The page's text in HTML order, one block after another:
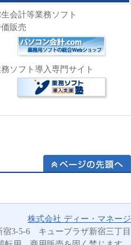
会計等業務ソフト
販売
ソフト導入専門サイト
株式会社 ディー・マネージ
宿3-5-6 キュープラザ新宿三丁目